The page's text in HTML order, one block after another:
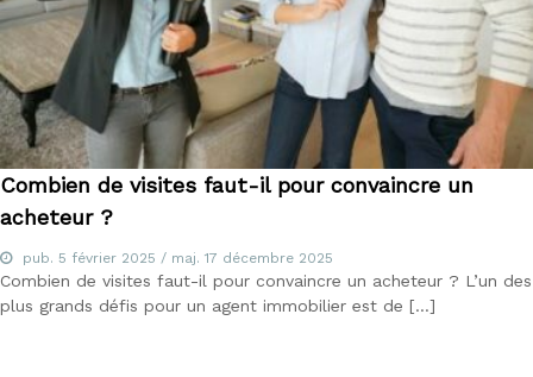
Combien de visites faut-il pour convaincre un
acheteur ?
pub. 5 février 2025 / maj. 17 décembre 2025
Combien de visites faut-il pour convaincre un acheteur ? L’un des
plus grands défis pour un agent immobilier est de […]